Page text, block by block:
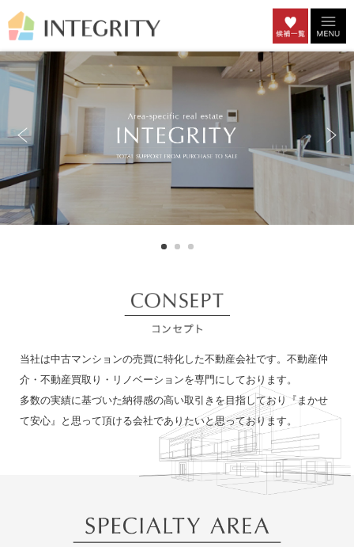
当社は中古マンションの売買に特化した不動産会社です。 不動産仲
介・不動産買取り・リノベーションを専門にしております。
多数の実績に基づいた納得感の高い取引きを目指しており『まかせ
て安心』と思って頂ける会社でありたいと思っております。